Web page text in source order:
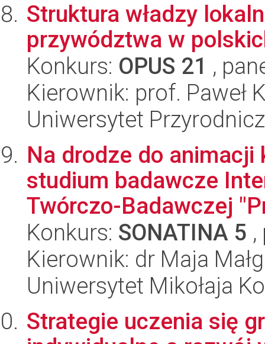
Struktura władzy
przywództwa w
Konkurs: OPUS 21 ,
Kierownik: prof. Paweł
Uniwersytet
Na drodze do
studium badawcze
Twórczo-Badawczej
Konkurs: SONATINA 5
Kierownik: dr Maja
Uniwersytet Mikołaja
Strategie uczenia się